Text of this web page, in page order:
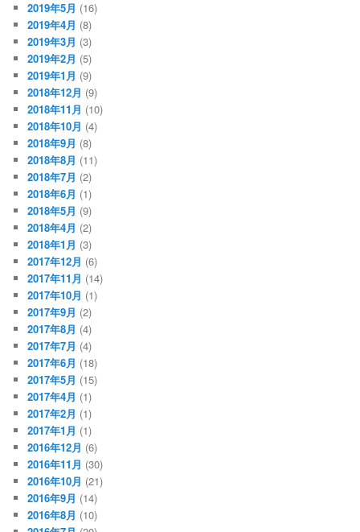
2019年5月 (16)
2019年4月 (8)
2019年3月 (3)
2019年2月 (5)
2019年1月 (9)
2018年12月 (9)
2018年11月 (10)
2018年10月 (4)
2018年9月 (8)
2018年8月 (11)
2018年7月 (2)
2018年6月 (1)
2018年5月 (9)
2018年4月 (2)
2018年1月 (3)
2017年12月 (6)
2017年11月 (14)
2017年10月 (1)
2017年9月 (2)
2017年8月 (4)
2017年7月 (4)
2017年6月 (18)
2017年5月 (15)
2017年4月 (1)
2017年2月 (1)
2017年1月 (1)
2016年12月 (6)
2016年11月 (30)
2016年10月 (21)
2016年9月 (14)
2016年8月 (10)